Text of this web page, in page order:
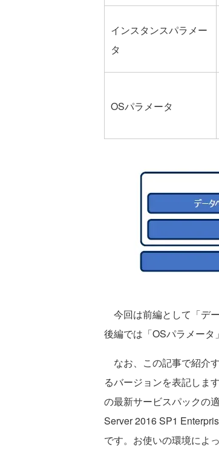
インスタンスパラメー
タ
OSパラメータ
今回は前編として「デ
後編では「OSパラメータ
なお、この記事で紹介
るバージョンを表記しま
の最新サービスパックの
Server 2016 SP1
です。お使いの環境によ